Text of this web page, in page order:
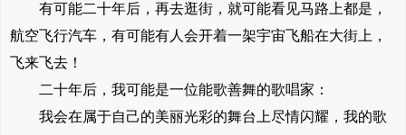
有可能二十年后，再去逛街，就可能看见马路上都是，
航空飞行汽车，有可能有人会开着一架宇宙飞船在大街上，
飞来飞去！
二十年后，我可能是一位能歌善舞的歌唱家：
我会在属于自己的美丽光彩的舞台上尽情闪耀，我的歌